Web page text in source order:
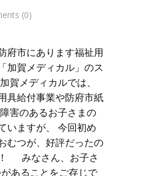
(0)
府市にあります福祉用
加賀メディカル」のス
賀メディカルでは、
具給付事業や防府市紙
害のあるお子さまの
いますが、 今回初め
むつが、好評だったの
みなさん、お子さ
あることをご存じで